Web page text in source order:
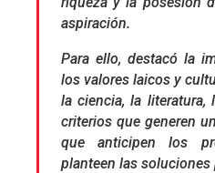
aspiración.
Para ello, destacó la
los valores laicos y
la ciencia, la literatura,
criterios que generen
que anticipen los
planteen las soluciones